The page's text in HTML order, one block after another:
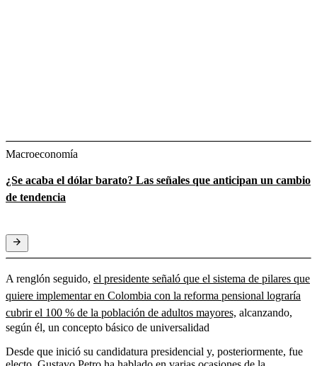
Macroeconomía
¿Se acaba el dólar barato? Las señales que anticipan un cambio
de tendencia
A renglón seguido, el presidente señaló que el sistema de pilares que
quiere implementar en Colombia con la reforma pensional lograría
cubrir el 100 % de la población de adultos mayores, alcanzando,
según él, un concepto básico de universalidad
Desde que inició su candidatura presidencial y, posteriormente, fue